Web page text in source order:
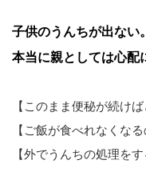
子供のうんちが出ない。
本当に親としては心配
【このまま便秘が続け
【ご飯が食べれなくな
【外でうんちの処理をす